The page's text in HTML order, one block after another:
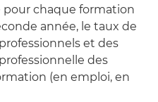
pour chaque formation
année, le taux de
et des
des
(en emploi, en